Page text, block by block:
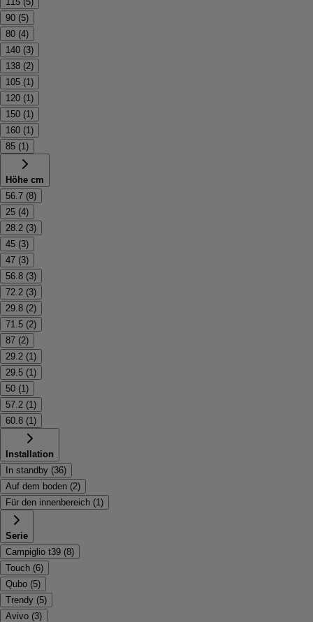
90 (5)
80 (4)
140 (3)
138 (2)
105 (1 )
120 (1 )
150 (1 )
160 (1 )
85 (1 )
Höhe cm
56.7 (8)
25 (4)
28.2 (3)
45 (3)
47 (3)
56.8 (3)
72.2 (3)
29.8 (2)
71.5 (2)
87 (2)
29.2 (1 )
29.5 (1 )
50 (1 )
57.2 (1 )
60.8 (1 )
Installation
In standby (36)
Auf dem boden (2)
Für den innenbereich (1 )
Serie
Campiglio t39 (8)
Touch (6)
Qubo (5)
Trendy (5)
Avivo (3)